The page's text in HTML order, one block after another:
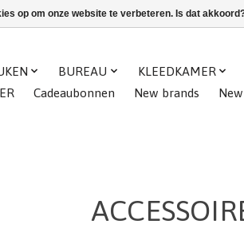
BUREAU KLEEDKAMER
Cadeaubonnen New brands
op om onze website te verbeteren. Is dat